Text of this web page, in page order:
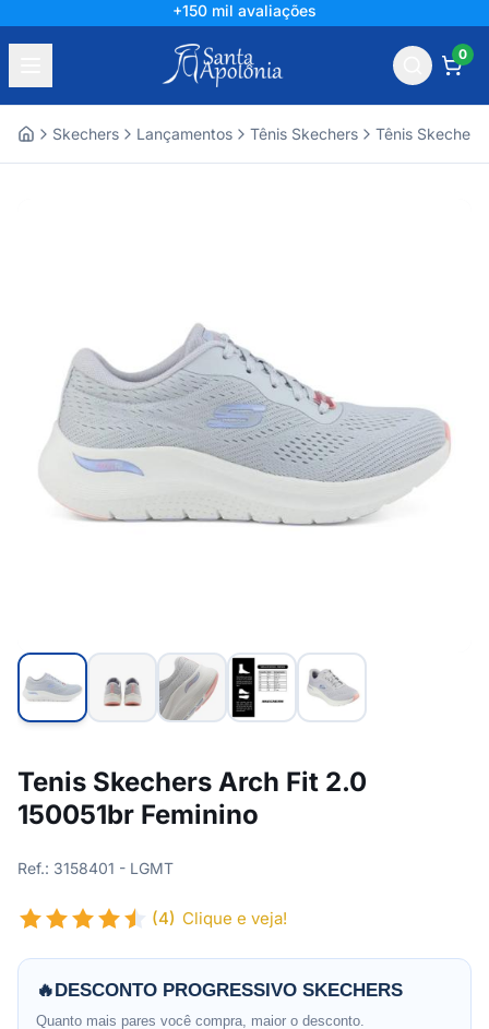
+150 mil avaliações
0
Skechers Lançamentos Tênis Skechers Tênis Skechers
Tenis Skechers Arch Fit 2.0
150051br Feminino
Ref.: 3158401 - LGMT
(4) Clique e veja!
🔥DESCONTO PROGRESSIVO SKECHERS
Quanto mais pares você compra, maior o desconto.